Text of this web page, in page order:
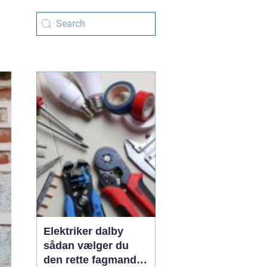
Elektriker dalby
sådan vælger du
den rette fagmand